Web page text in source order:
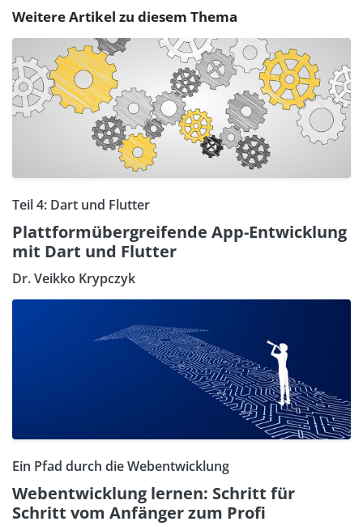
Weitere Artikel zu diesem Thema
Teil 4: Dart und Flutter
Plattformübergreifende App-Entwicklung
mit Dart und Flutter
Dr. Veikko Krypczyk
Ein Pfad durch die Webentwicklung
Webentwicklung lernen: Schritt für
Schritt vom Anfänger zum Profi